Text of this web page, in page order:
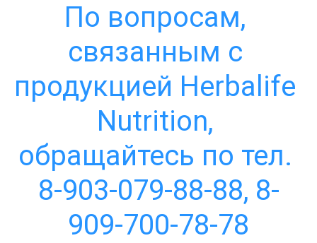
По вопросам,
связанным с
продукцией Herbalife
Nutrition,
обращайтесь по тел.
8-903-079-88-88, 8-
909-700-78-78